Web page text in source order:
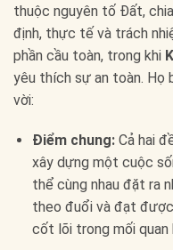
thuộc nguyên tố Đất,
định, thực tế và trách
phần cầu toàn, trong khi
yêu thích sự an toàn. Họ
vời:
Điểm chung:Cả hai
xây dựng một cuộc
thể cùng nhau đặt ra
theo đuổi và đạt
cốt lõi trong mối quan